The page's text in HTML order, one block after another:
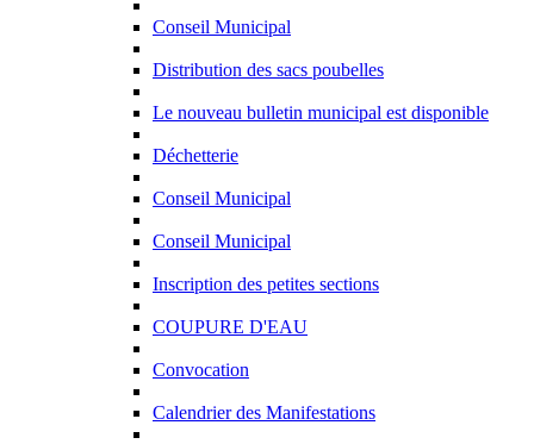
Conseil Municipal
Distribution des sacs poubelles
Le nouveau bulletin municipal est disponible
Déchetterie
Conseil Municipal
Conseil Municipal
Inscription des petites sections
COUPURE D'EAU
Convocation
Calendrier des Manifestations